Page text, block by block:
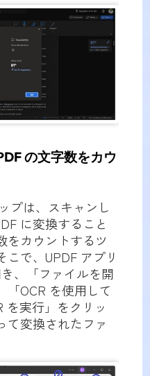
の文字数をカウ
プは、スキャンし
に変換すること
をカウントするツ
で、UPDF アプリ
、「ファイルを開
「OCR を使用して
を実行」をクリッ
て変換されたファ